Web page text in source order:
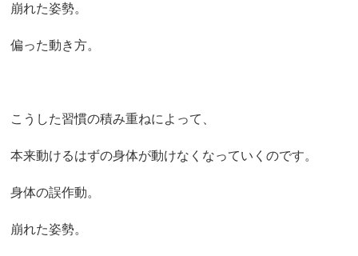
崩れた姿勢。
偏った動き方。
こうした習慣の積み重ねによって、
本来動けるはずの身体が動けなくなっていくのです。
身体の誤作動。
崩れた姿勢。